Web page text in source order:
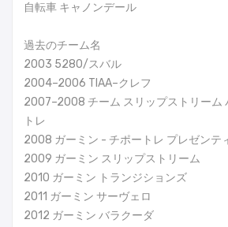
自転車 キャノンデール
過去のチーム名
2003 5280/スバル
2004–2006 TIAA–クレフ
2007–2008 チーム スリップストリーム
トレ
2008 ガーミン - チポートレ プレゼンテ
2009 ガーミン スリップストリーム
2010 ガーミン トランジションズ
2011 ガーミン サーヴェロ
2012 ガーミン バラクーダ